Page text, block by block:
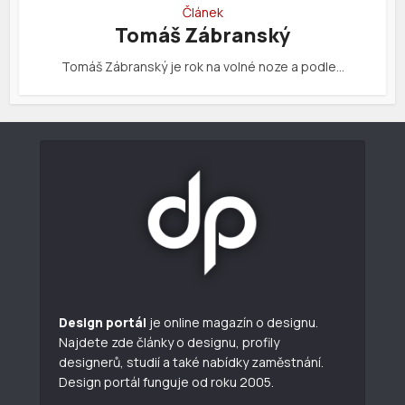
Článek
Tomáš Zábranský
Tomáš Zábranský je rok na volné noze a podle…
Design portál je online magazín o designu.
Najdete zde články o designu, profily
designerů, studií a také nabídky zaměstnání.
Design portál funguje od roku 2005.